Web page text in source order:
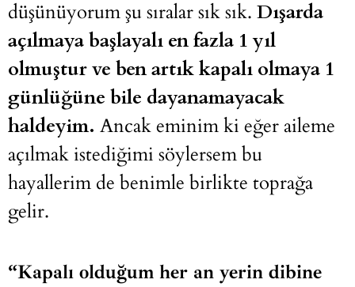
düşünüyorum şu sıralar sık sık. Dışarda
açılmaya başlayalı en fazla 1 yıl
olmuştur ve ben artık kapalı olmaya 1
günlüğüne bile dayanamayacak
haldeyim. Ancak eminim ki eğer aileme
açılmak istediğimi söylersem bu
hayallerim de benimle birlikte toprağa
gelir.
“Kapalı olduğum her an yerin dibine